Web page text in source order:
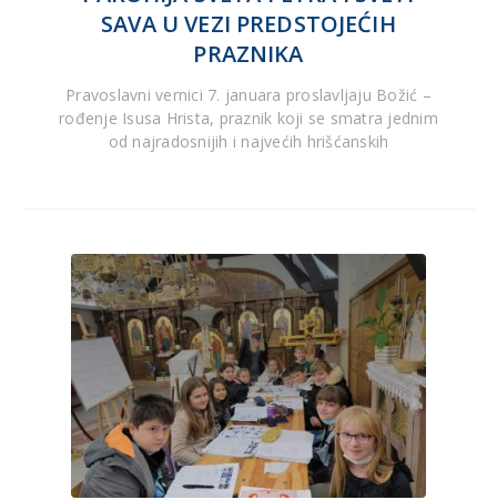
SAVA U VEZI PREDSTOJEĆIH
PRAZNIKA
Pravoslavni vernici 7. januara proslavljaju Božić –
rođenje Isusa Hrista, praznik koji se smatra jednim
od najradosnijih i najvećih hrišćanskih